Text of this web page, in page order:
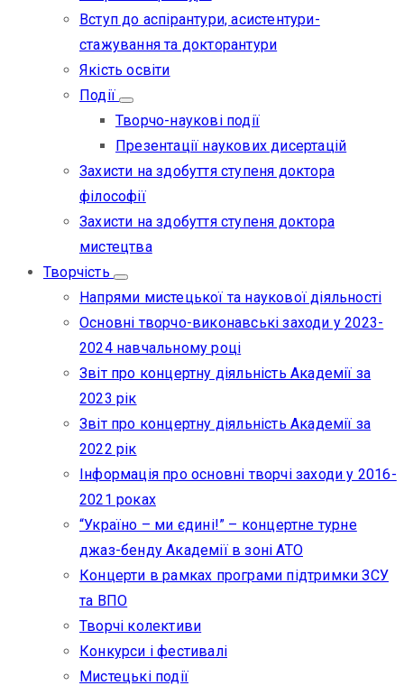
Вступ до аспірантури, асистентури-
стажування та докторантури
Якість освіти
Події
Творчо-наукові події
Презентації наукових дисертацій
Захисти на здобуття ступеня доктора
філософії
Захисти на здобуття ступеня доктора
мистецтва
Творчість
Напрями мистецької та наукової діяльності
Основні творчо-виконавські заходи у 2023-
2024 навчальному році
Звіт про концертну діяльність Академії за
2023 рік
Звіт про концертну діяльність Академії за
2022 рік
Інформація про основні творчі заходи у 2016-
2021 роках
“Україно – ми єдині!” – концертне турне
джаз-бенду Академії в зоні АТО
Концерти в рамках програми підтримки ЗСУ
та ВПО
Творчі колективи
Конкурси і фестивалі
Мистецькі події